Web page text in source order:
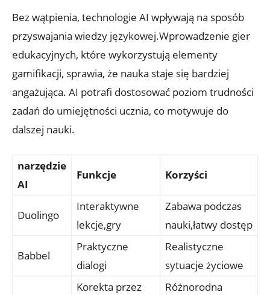
Bez wątpienia, ‌technologie AI wpływają na sposób
przyswajania wiedzy​ językowej.Wprowadzenie gier
edukacyjnych,⁢ które wykorzystują ⁣elementy
gamifikacji, ⁢sprawia, że nauka staje ‍się bardziej
angażująca.⁢ AI potrafi dostosować poziom trudności
zadań do umiejętności ucznia, co motywuje do
dalszej nauki.
narzędzie
AI
Funkcje Korzyści
Duolingo
Interaktywne
lekcje,gry
Zabawa podczas
nauki,łatwy dostęp
Babbel
Praktyczne
dialogi
Realistyczne
sytuacje ​życiowe
Korekta przez
Różnorodna⁣